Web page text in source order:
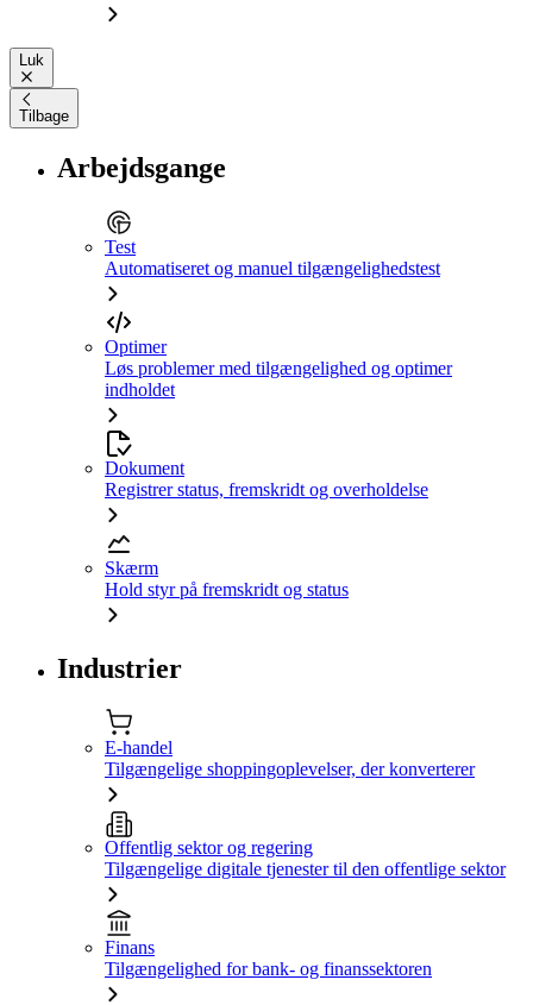
Luk
Tilbage
Arbejdsgange
Test
Automatiseret og manuel tilgængelighedstest
Optimer
Løs problemer med tilgængelighed og optimer
indholdet
Dokument
Registrer status, fremskridt og overholdelse
Skærm
Hold styr på fremskridt og status
Industrier
E-handel
Tilgængelige shoppingoplevelser, der konverterer
Offentlig sektor og regering
Tilgængelige digitale tjenester til den offentlige sektor
Finans
Tilgængelighed for bank- og finanssektoren